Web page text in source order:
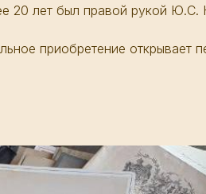
20 лет был правой рукой Ю.С.
приобретение открывает